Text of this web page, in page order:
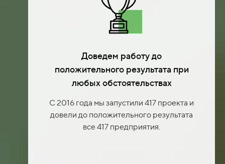
Доведем работу до
положительного результата при
любых обстоятельствах
С 2016 года мы запустили 417 проекта и
довели до положительного результата
все 417 предприятия.